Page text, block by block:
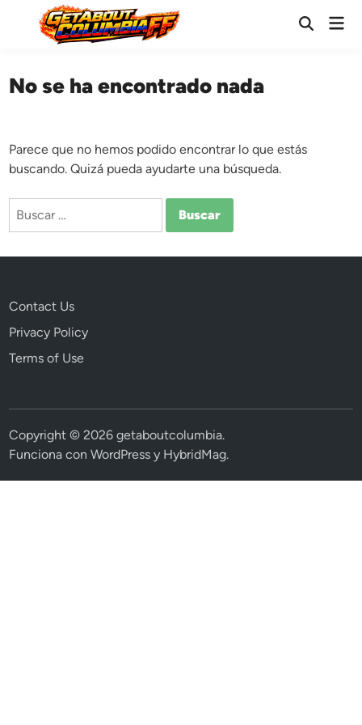
contenido
Abrir
No se ha encontrado nada
Parece que no hemos podido encontrar lo que estás
buscando. Quizá pueda ayudarte una búsqueda.
Buscar:
Contact Us
Privacy Policy
Terms of Use
Copyright © 2026getaboutcolumbia.
Funciona conWordPress y HybridMag.